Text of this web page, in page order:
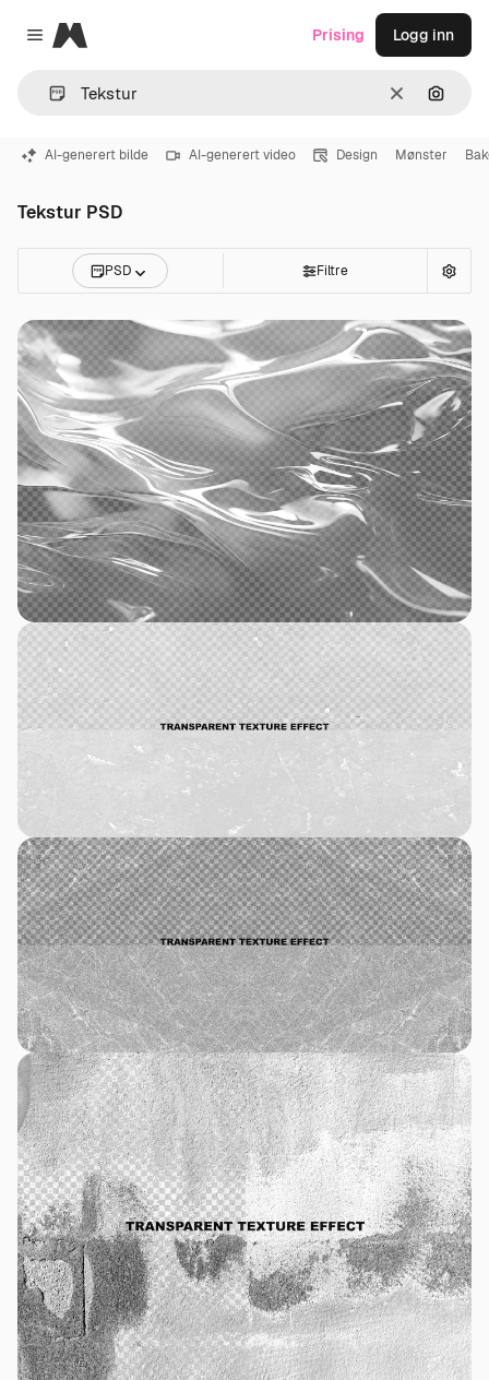
Close menu
Magnific
Slett Søk
Prising Logg inn
AI-generert bilde AI-generert video Design Mønster
Tekstur PSD
PSD Filtre